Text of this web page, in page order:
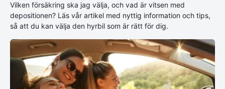
Vilken försäkring ska jag välja, och vad är vitsen med
depositionen? Läs vår artikel med nyttig information och tips,
så att du kan välja den hyrbil som är rätt för dig.